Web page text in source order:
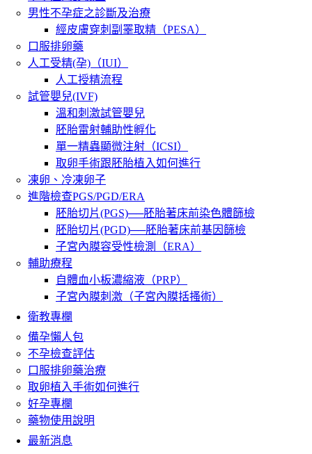
男性不孕症之診斷及治療
經皮膚穿刺副睪取精（PESA）
口服排卵藥
人工受精(孕)（IUI）
人工授精流程
試管嬰兒(IVF)
溫和刺激試管嬰兒
胚胎雷射輔助性孵化
單一精蟲顯微注射（ICSI）
取卵手術跟胚胎植入如何進行
凍卵、冷凍卵子
進階檢查PGS/PGD/ERA
胚胎切片(PGS)──胚胎著床前染色體篩檢
胚胎切片(PGD)──胚胎著床前基因篩檢
子宮內膜容受性檢測（ERA）
輔助療程
自體血小板濃縮液（PRP）
子宮內膜刺激（子宮內膜括搔術）
衛教專欄
備孕懶人包
不孕檢查評估
口服排卵藥治療
取卵植入手術如何進行
好孕專欄
藥物使用說明
最新消息